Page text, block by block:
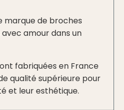
marque de broches
amour dans un
fabriquées en France
qualité supérieure pour
et leur esthétique.